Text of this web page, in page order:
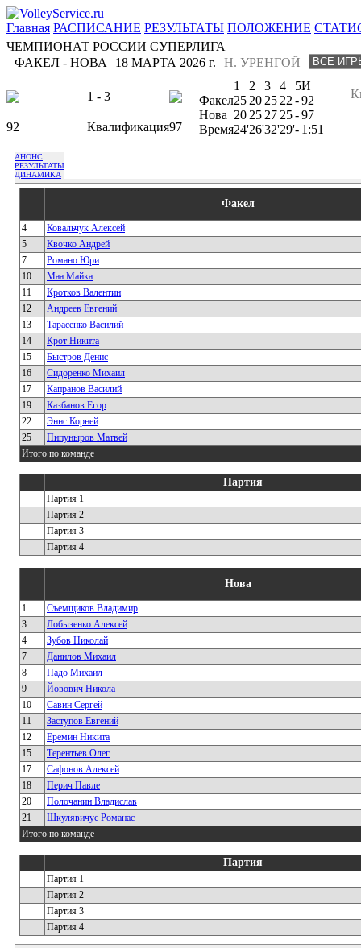
Главная РАСПИСАНИЕ РЕЗУЛЬТАТЫ ПОЛОЖЕНИЕ
ЧЕМПИОНАТ РОССИИ СУПЕРЛИГА
ФАКЕЛ - НОВА
Н. УРЕНГОЙ
18 МАРТА 2026 г.
1 - 3
92 Квалификация97
1 2 3 4 5И
Факел25 20 25 22 -92
Нова 20 25 27 25-97
Время24'26'32'29'- 1:51
АНОНС
РЕЗУЛЬТАТЫ
ДИНАМИКА
Факел
4
Ковальчук Алексей
5
Квочко Андрей
7
Романо Юри
10
Маа Майка
11
Кротков Валентин
12
Андреев Евгений
13
Тарасенко Василий
14
Крот Никита
15
Быстров Денис
16
Сидоренко Михаил
17
Капранов Василий
19
Казбанов Егор
22
Эннс Корней
25
Пипуныров Матвей
Итого по команде
Партия
Партия 1
Партия 2
Партия 3
Партия 4
Нова
1
Съемщиков Владимир
3
Лобызенко Алексей
4
Зубов Николай
7
Данилов Михаил
8
Падо Михаил
9
Йовович Никола
10
Савин Сергей
11
Заступов Евгений
12
Еремин Никита
15
Терентьев Олег
17
Сафонов Алексей
18
Перич Павле
20
Полочанин Владислав
21
Шкулявичус Романас
Итого по команде
Партия
Партия 1
Партия 2
Партия 3
Партия 4